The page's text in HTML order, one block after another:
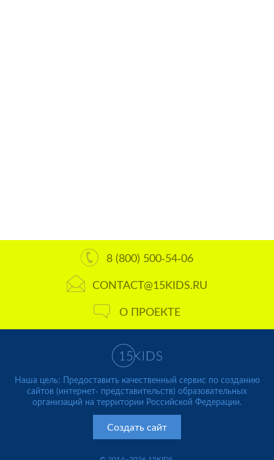
8 (800) 500-54-06
CONTACT@15KIDS.RU
О ПРОЕКТЕ
Наша цель: Предоставить качественный сервис по созданию
сайтов (интернет- представительств) образовательных
организаций на территории Российской Федерации.
Создать сайт